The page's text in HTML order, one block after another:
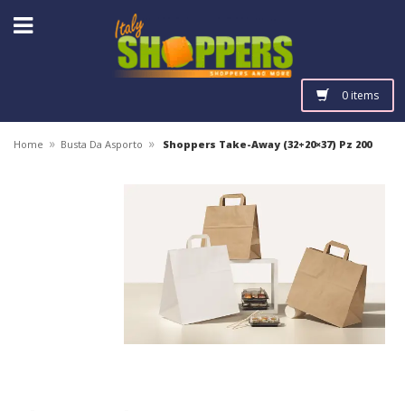
0 items
Home » Busta Da Asporto » Shoppers Take-Away (32+20×37) Pz 200